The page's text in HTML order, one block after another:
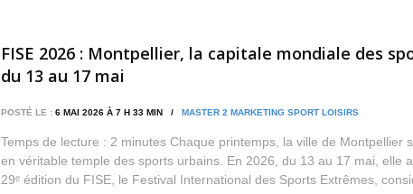
FISE 2026 : Montpellier, la capitale mondiale des
du 13 au 17 mai
POSTÉ LE : 6 MAI 2026 À 7 H 33 MIN / MASTER 2 MARKETING SPORT LOISIRS
Temps de lecture : 2 minutes Chaque printemps, la ville de Montpellier
en véritable temple des sports urbains. En 2026, du 13 au 17 mai, elle
29ᵉ édition du FISE, le Festival International des Sports Extrêmes,